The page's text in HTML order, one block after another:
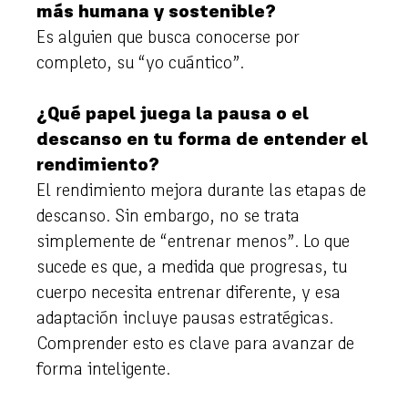
más humana y sostenible?
Es alguien que busca conocerse por
completo, su “yo cuántico”.
¿Qué papel juega la pausa o el
descanso en tu forma de entender el
rendimiento?
El rendimiento mejora durante las etapas de
descanso. Sin embargo, no se trata
simplemente de “entrenar menos”. Lo que
sucede es que, a medida que progresas, tu
cuerpo necesita entrenar diferente, y esa
adaptación incluye pausas estratégicas.
Comprender esto es clave para avanzar de
forma inteligente.